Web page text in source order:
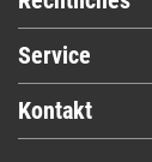
Service
Kontakt